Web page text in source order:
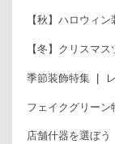
【秋】ハロウィ
【冬】クリスマ
季節装飾特集
フェイクグリーン
店舗什器を選ぼう